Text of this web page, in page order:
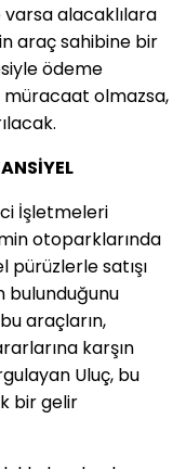
alacaklılara
araç sahibine bir
ödeme
müracaat olmazsa,
İşletmeleri
otoparklarında
pürüzlerle satışı
bulunduğunu
araçların,
karşın
Uluç, bu
bir gelir